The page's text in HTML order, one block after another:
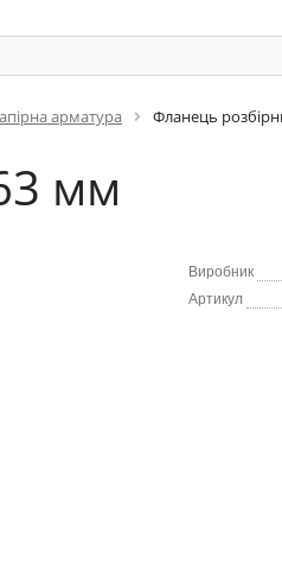
арматура Фланець
мм
Виробник
Артикул